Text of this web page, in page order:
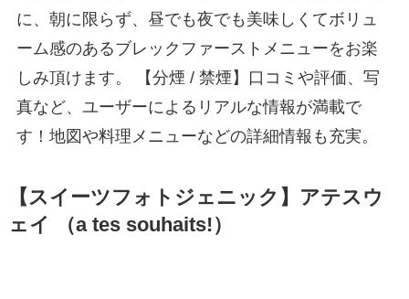
に、朝に限らず、昼でも夜でも美味しくてボリュ
ーム感のあるブレックファーストメニューをお楽
しみ頂けます。 【分煙 / 禁煙】口コミや評価、写
真など、ユーザーによるリアルな情報が満載で
す！地図や料理メニューなどの詳細情報も充実。
【スイーツフォトジェニック】アテスウ
ェイ （a tes souhaits!）